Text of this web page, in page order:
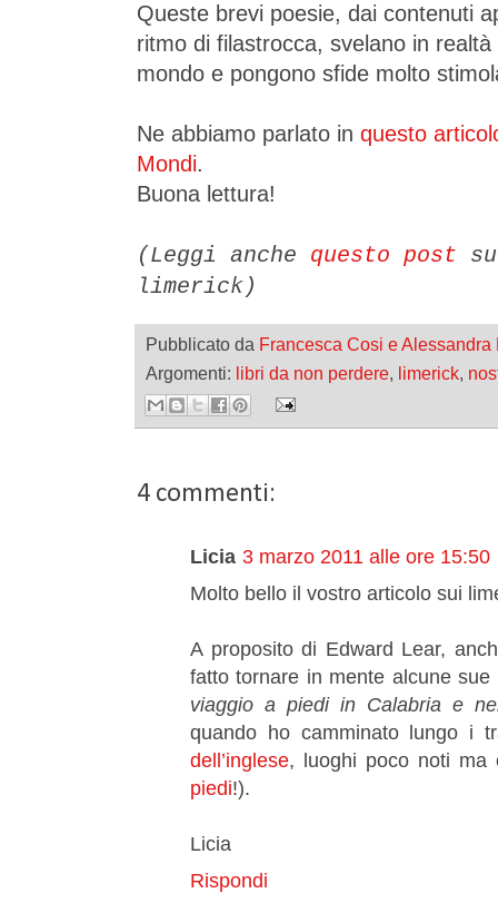
Queste brevi poesie, dai contenuti
ritmo di filastrocca, svelano in
mondo e pongono sfide molto
Ne abbiamo parlato in questo
Mondi.
Buona lettura!
(Leggi anche questo post
limerick)
Pubblicato da Francesca Cosi e Alessandra
Argomenti: libri da non perdere, limerick,
4 commenti:
Licia 3 marzo 2011 alle ore 15:50
Molto bello il vostro articolo sui
A proposito di Edward Lear,
fatto tornare in mente alcune
viaggio a piedi in Calabria e
quando ho camminato lungo i
dell’inglese, luoghi poco noti ma
piedi!).
Licia
Rispondi